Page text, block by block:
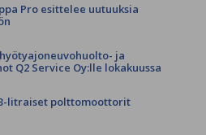
Pro esittelee uutuuksia
ja
Q2 Service Oy:lle lokakuussa
litraiset polttomoottorit